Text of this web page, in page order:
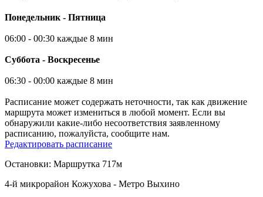
Понедельник - Пятница
06:00 - 00:30 каждые 8 мин
Суббота - Воскресенье
06:30 - 00:00 каждые 8 мин
Расписание может содержать неточности, так как движение
маршрута может измениться в любой момент. Если вы
обнаружили какие-либо несоответствия заявленному
расписанию, пожалуйста, сообщите нам.
Редактировать расписание
Остановки: Маршрутка 717м
4-й микрорайон Кожухова - Метро Выхино